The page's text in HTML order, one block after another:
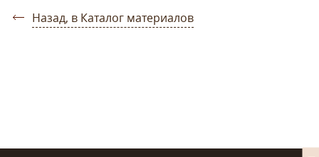
Назад, в Каталог материалов